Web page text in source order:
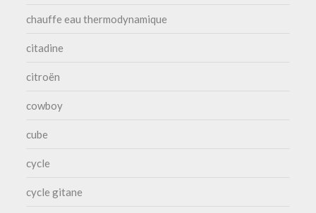
chauffe eau thermodynamique
citadine
citroën
cowboy
cube
cycle
cycle gitane